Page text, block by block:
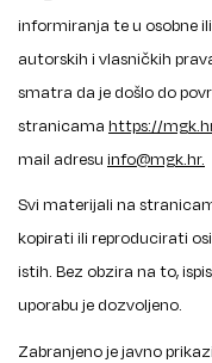
informiranja te u osobne
autorskih i vlasničkih
smatra da je došlo do
stranicama https://
mail adresu info@mgk.hr.
Svi materijali na
kopirati ili reproducirati
istih. Bez obzira na to,
uporabu je dozvoljeno.
Zabranjeno je javno